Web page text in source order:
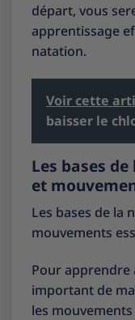
départ, vous
apprentissage
natation.
Voir cette
baisser le
Les bases
et
Les bases de la
mouvements
Pour apprendre
important de
les